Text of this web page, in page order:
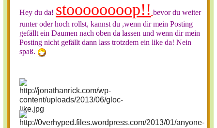
Hey du da! stoooooooop!! bevor du weiter
runter oder hoch rollst, kannst du ,wenn dir mein Posting
gefällt ein Daumen nach oben da lassen und wenn dir mein
Posting nicht gefällt dann lass trotzdem ein like da! Nein
spaß.